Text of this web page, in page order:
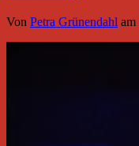
Von Petra Grünendahl am